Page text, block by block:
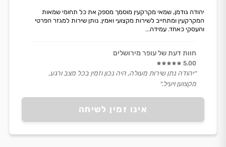
אינו זמין לשיחה
יהודה גודמן, שמאי מקרקעין מוסמך מספק את כל תחומי שמאות
המקרקעין ומתחייב לשירות מקצועי ואמין. נותן שירות למגזר הפרטי
והעסקי כאחד. עמידה...
חוות דעת של עופר מירושלים
5.00
״יהודה נתן שירות מעולה, היה נכון וזמין בכל מצב ורגע,
מקצוען ויעיל.״